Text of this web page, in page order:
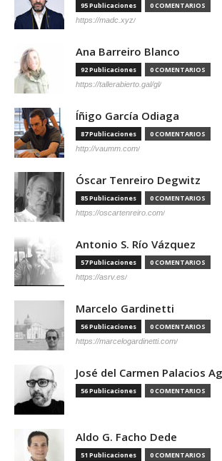
95 Publicaciones 0 COMENTARIOS
https://madc.xyz/
Ana Barreiro Blanco
92 Publicaciones 0 COMENTARIOS
https://tallerabierto.gal/gl/
Íñigo García Odiaga
87 Publicaciones 0 COMENTARIOS
http://vaumm.com/
Óscar Tenreiro Degwitz
85 Publicaciones 0 COMENTARIOS
https://oscartenreiro.com/
Antonio S. Río Vázquez
57 Publicaciones 0 COMENTARIOS
https://asrv.es/
Marcelo Gardinetti
56 Publicaciones 0 COMENTARIOS
https://marcelogardinetti.com/
José del Carmen Palacios
56 Publicaciones 0 COMENTARIOS
Aldo G. Facho Dede
51 Publicaciones 0 COMENTARIOS